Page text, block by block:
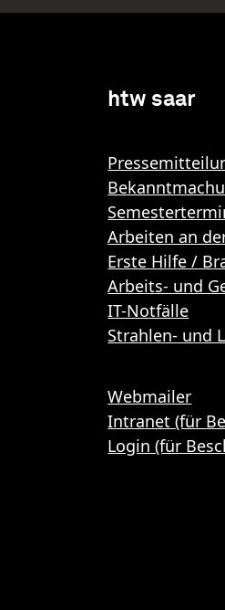
htw saar
Arbeiten an
Erste Hilfe /
Arbeits- und
IT-Notfälle
Strahlen- und
Webmailer
Intranet (für
Login (für